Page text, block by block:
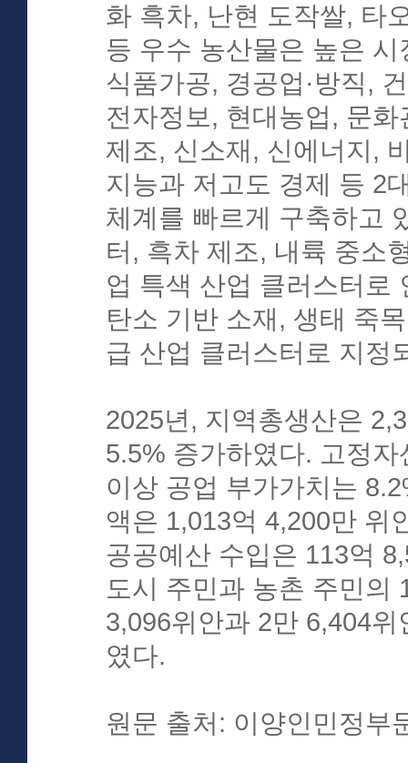
화 흑차, 난현 도작쌀, 타
등 우수 농산물은 높은
식품가공, 경공업·방직,
전자정보, 현대농업, 문
제조, 신소재, 신에너지,
지능과 저고도 경제 등 2
체계를 빠르게 구축하고
터, 흑차 제조, 내륙 중소
업 특색 산업 클러스터로
탄소 기반 소재, 생태 죽
급 산업 클러스터로 지정
2025년, 지역총생산은
5.5% 증가하였다. 고정
이상 공업 부가가치는
액은 1,013억 4,200만 위
공공예산 수입은 113억
도시 주민과 농촌 주민의
3,096위안과 2만 6,404
였다.
원문 출처: 이양인민정부